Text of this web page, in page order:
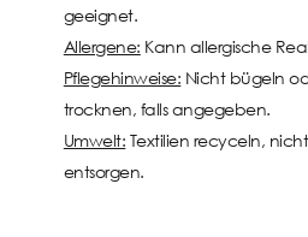
geeignet.
Allergene: Kann allergische
Pflegehinweise: Nicht bügeln
trocknen, falls angegeben.
Umwelt: Textilien recyceln,
entsorgen.